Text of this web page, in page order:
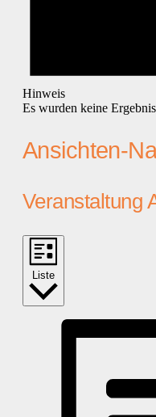
Hinweis
Es wurden keine
Ansichten-
Veranstaltung
Liste